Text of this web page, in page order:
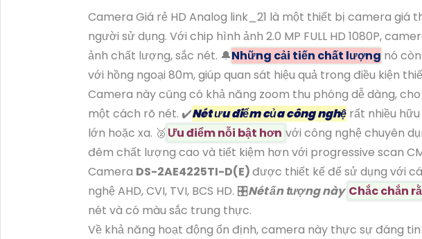
Camera Giá rẻ HD Analog link_21 là một thiết bị camera giá
người sử dụng. Với chip hình ảnh 2.0 MP FULL HD 1080P,
ảnh chất lượng, sắc nét. 🔔Những cải tiến chất lượng nó
với hồng ngoại 80m, giúp quan sát hiệu quả trong điều kiện
Camera này cũng có khả năng zoom thu phóng dễ dàng,
một cách rõ nét. ✔️Nét ưu điểm của công nghệ rất nhiều
lớn hoặc xa. ️🥈 Ưu điểm nỗi bật hơn với công nghệ chuyên
đêm chất lượng cao và tiết kiệm hơn với progressive scan
Camera DS-2AE4225TI-D(E)được thiết kế để sử dụng với
nghệ AHD, CVI, TVI, BCS HD. 🎛Nét ấn tượng này Chắc chắn
nét và có màu sắc trung thực.
Về khả năng hoạt động ổn định, camera này thực sự đáng